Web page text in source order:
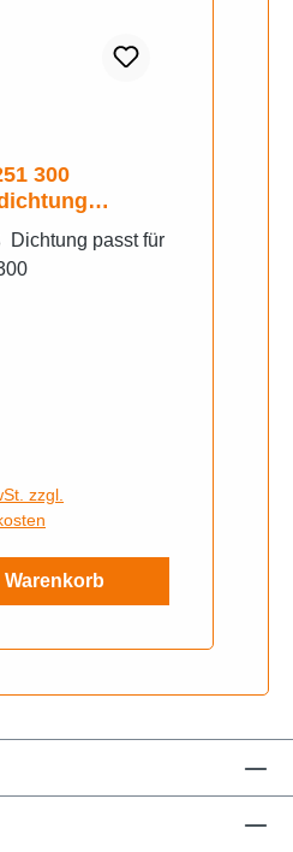
300
Dichtung passt für
zzgl.
Warenkorb